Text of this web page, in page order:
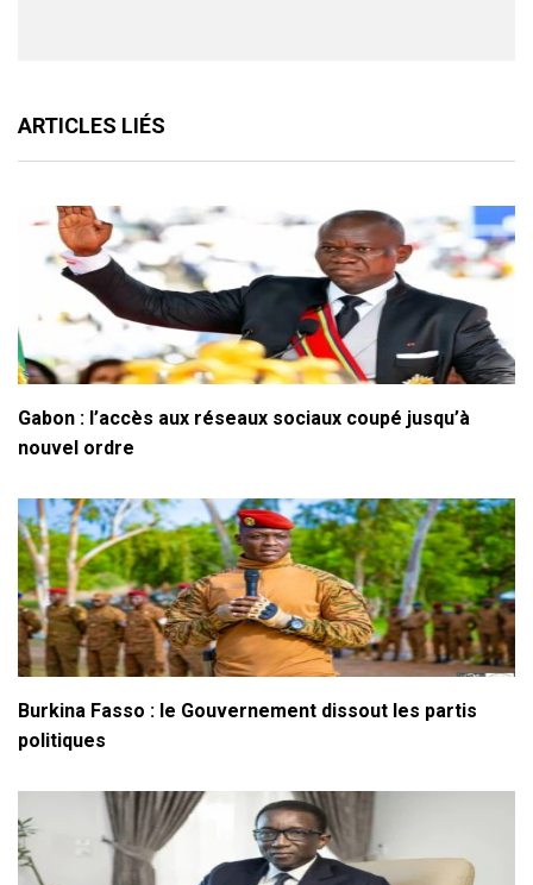
ARTICLES LIÉS
Gabon : l’accès aux réseaux sociaux coupé jusqu’à
nouvel ordre
Burkina Fasso : le Gouvernement dissout les partis
politiques